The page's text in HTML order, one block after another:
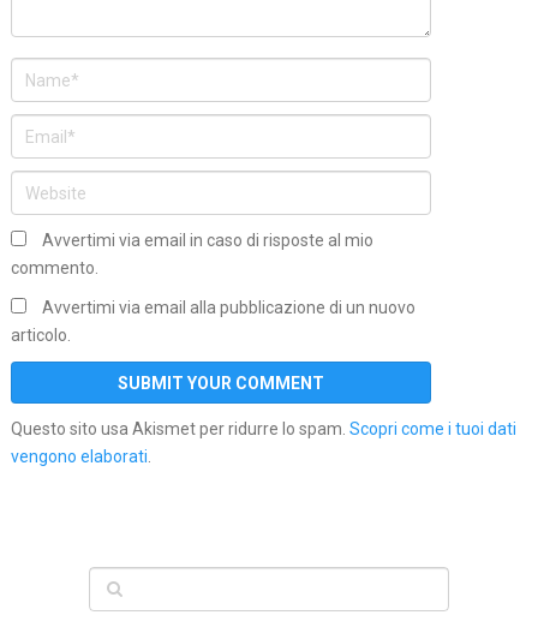
Avvertimi via email in caso di risposte al mio
commento.
Avvertimi via email alla pubblicazione di un nuovo
articolo.
Questo sito usa Akismet per ridurre lo spam. Scopri come i tuoi dati
vengono elaborati.